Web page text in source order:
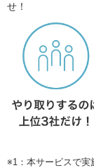
せ！
※1：本サービスで実